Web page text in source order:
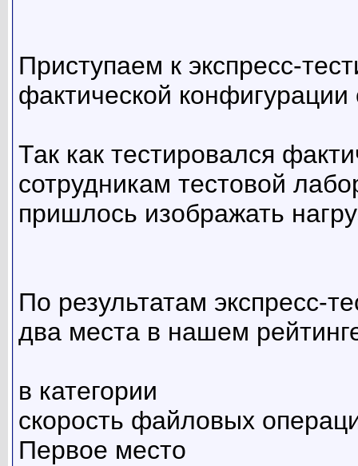
Приступаем к экспресс-
фактической конфигурации
Так как тестировался
сотрудникам тестовой
пришлось изображать
По результатам экспресс-
два места в нашем
в категории
скорость файловых
Первое место